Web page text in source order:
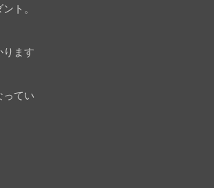
ト。
ます
てい